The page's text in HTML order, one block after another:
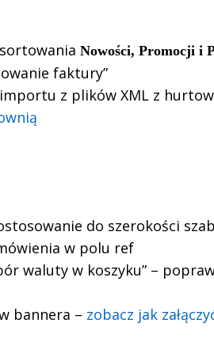
sortowania Nowości, Promocji i
faktury”
importu z plików XML z
do szerokości
w polu ref
waluty w koszyku” –
bannera – zobacz jak